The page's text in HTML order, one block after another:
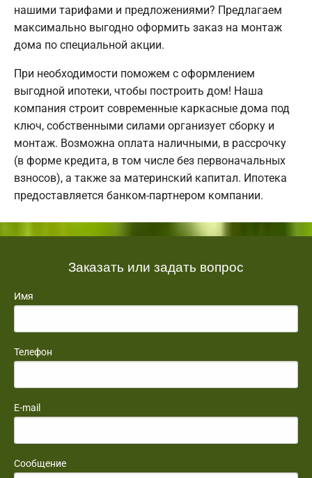
нашими тарифами и предложениями? Предлагаем
максимально выгодно оформить заказ на монтаж
дома по специальной акции.
При необходимости поможем с оформлением
выгодной ипотеки, чтобы построить дом! Наша
компания строит современные каркасные дома под
ключ, собственными силами организует сборку и
монтаж. Возможна оплата наличными, в рассрочку
(в форме кредита, в том числе без первоначальных
взносов), а также за материнский капитал. Ипотека
предоставляется банком-партнером компании.
Заказать или задать вопрос
Имя
Телефон
E-mail
Сообщение